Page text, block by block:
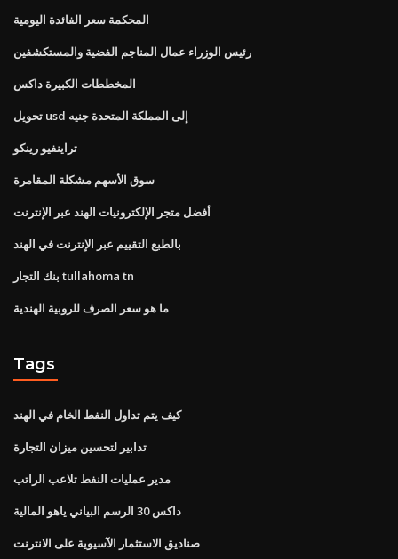
المحكمة سعر الفائدة اليومية
رئيس الوزراء عمال المناجم الفضية والمستكشفين
المخططات الكبيرة داكس
تحويل usd إلى المملكة المتحدة جنيه
تراينفيو رينكو
سوق الأسهم مشكلة المقامرة
أفضل متجر الإلكترونيات الهند عبر الإنترنت
بالطبع التقييم عبر الإنترنت في الهند
بنك التجار tullahoma tn
ما هو سعر الصرف للروبية الهندية
Tags
كيف يتم تداول النفط الخام في الهند
تدابير لتحسين ميزان التجارة
مدير عمليات النفط تلاعب الراتب
داكس 30 الرسم البياني ياهو المالية
صناديق الاستثمار الآسيوية على الانترنت